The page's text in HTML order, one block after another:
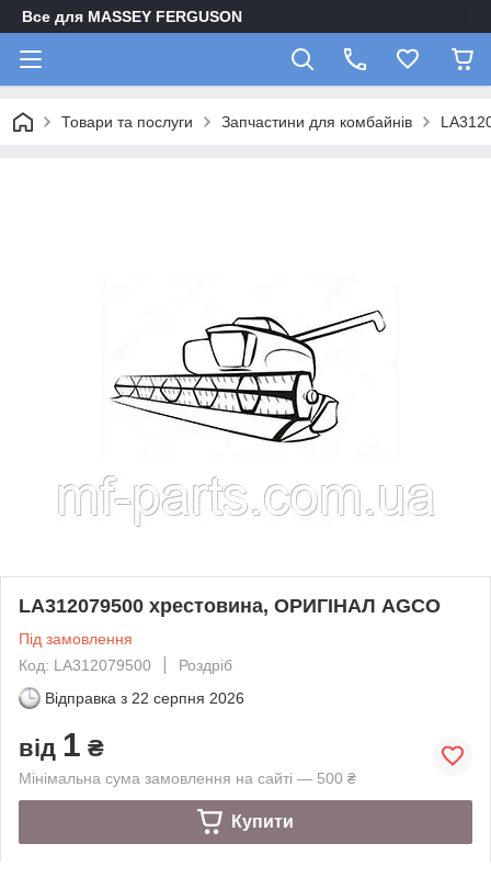
Все для MASSEY FERGUSON
Товари та послуги Запчастини для комбайнів
LA312079500 хрестовина, ОРИГІНАЛ AGCO
Під замовлення
Код: LA312079500
Роздріб
Відправка з 22 серпня 2026
від 1 ₴
Мінімальна сума замовлення на сайті — 500 ₴
Купити